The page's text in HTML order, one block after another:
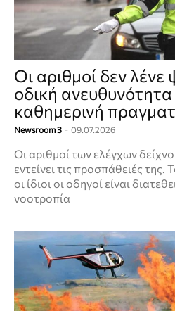
Οι αριθμοί δεν
οδική
καθημερινή
Newsroom 3 - 09.07.2026
Οι αριθμοί των ελέγχων
εντείνει τις προσπάθειές της.
οι ίδιοι οι οδηγοί είναι
νοοτροπία